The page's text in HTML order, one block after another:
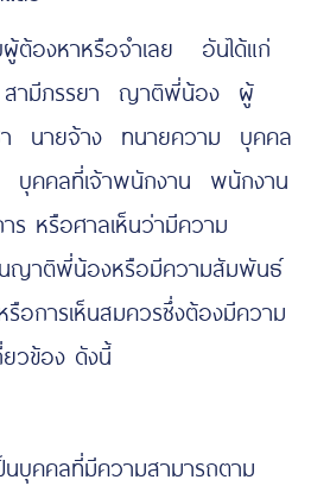
ผู้ต้องหาหรือจำเลย อันได้แก่
ามีภรรยา ญาติพี่น้อง ผู้
นายจ้าง ทนายความ บุคคล
บุคคลที่เจ้าพนักงาน พนักงาน
หรือศาลเห็นว่ามีความ
นญาติพี่น้องหรือมีความสัมพันธ์
อการเห็นสมควรซึ่งต้องมีความ
ยวข้อง ดังนี้
บุคคลที่มีความสามารถตาม